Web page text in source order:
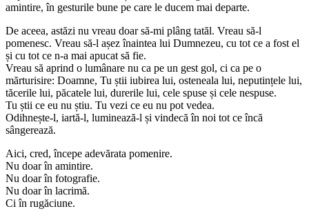
amintire, în gesturile bune pe care le ducem mai departe.
De aceea, astăzi nu vreau doar să-mi plâng tatăl. Vreau să-l
pomenesc. Vreau să-l așez înaintea lui Dumnezeu, cu tot ce a fost el
și cu tot ce n-a mai apucat să fie.
Vreau să aprind o lumânare nu ca pe un gest gol, ci ca pe o
mărturisire: Doamne, Tu știi iubirea lui, osteneala lui, neputințele lui,
tăcerile lui, păcatele lui, durerile lui, cele spuse și cele nespuse.
Tu știi ce eu nu știu. Tu vezi ce eu nu pot vedea.
Odihnește-l, iartă-l, luminează-l și vindecă în noi tot ce încă
sângerează.
Aici, cred, începe adevărata pomenire.
Nu doar în amintire.
Nu doar în fotografie.
Nu doar în lacrimă.
Ci în rugăciune.